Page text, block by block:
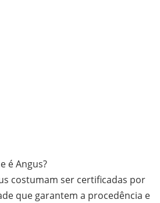
é Angus?
costumam ser certificadas por
que garantem a procedência e